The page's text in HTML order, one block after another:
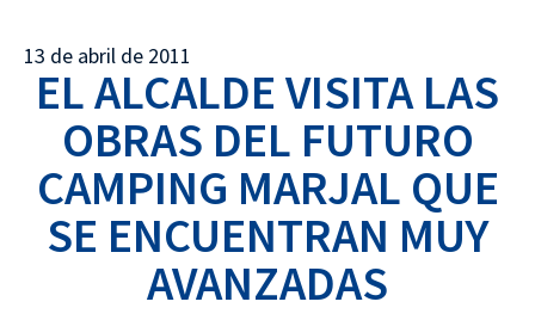
13 de abril de 2011
EL ALCALDE VISITA LAS
OBRAS DEL FUTURO
CAMPING MARJAL QUE
SE ENCUENTRAN MUY
AVANZADAS